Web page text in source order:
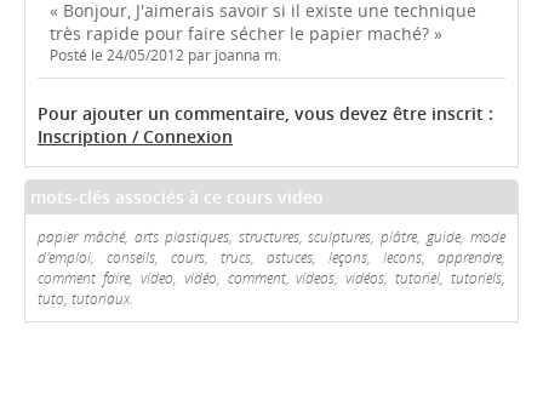
« Bonjour, J'aimerais savoir si il existe une technique
très rapide pour faire sécher le papier maché? »
Posté le 24/05/2012 par joanna m.
Pour ajouter un commentaire, vous devez être inscrit :
Inscription / Connexion
mots-clés associés à ce cours video
papier mâché, arts plastiques, structures, sculptures, plâtre, guide, mode
d'emploi, conseils, cours, trucs, astuces, leçons, lecons, apprendre,
comment faire, video, vidéo, comment, videos, vidéos, tutoriel, tutoriels,
tuto, tutoriaux.